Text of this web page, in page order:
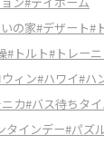
の家#デザート#
#トルト#トレー
ィン#ハワイ#ハ
カ#バス待ちタ
タインデー#パズ